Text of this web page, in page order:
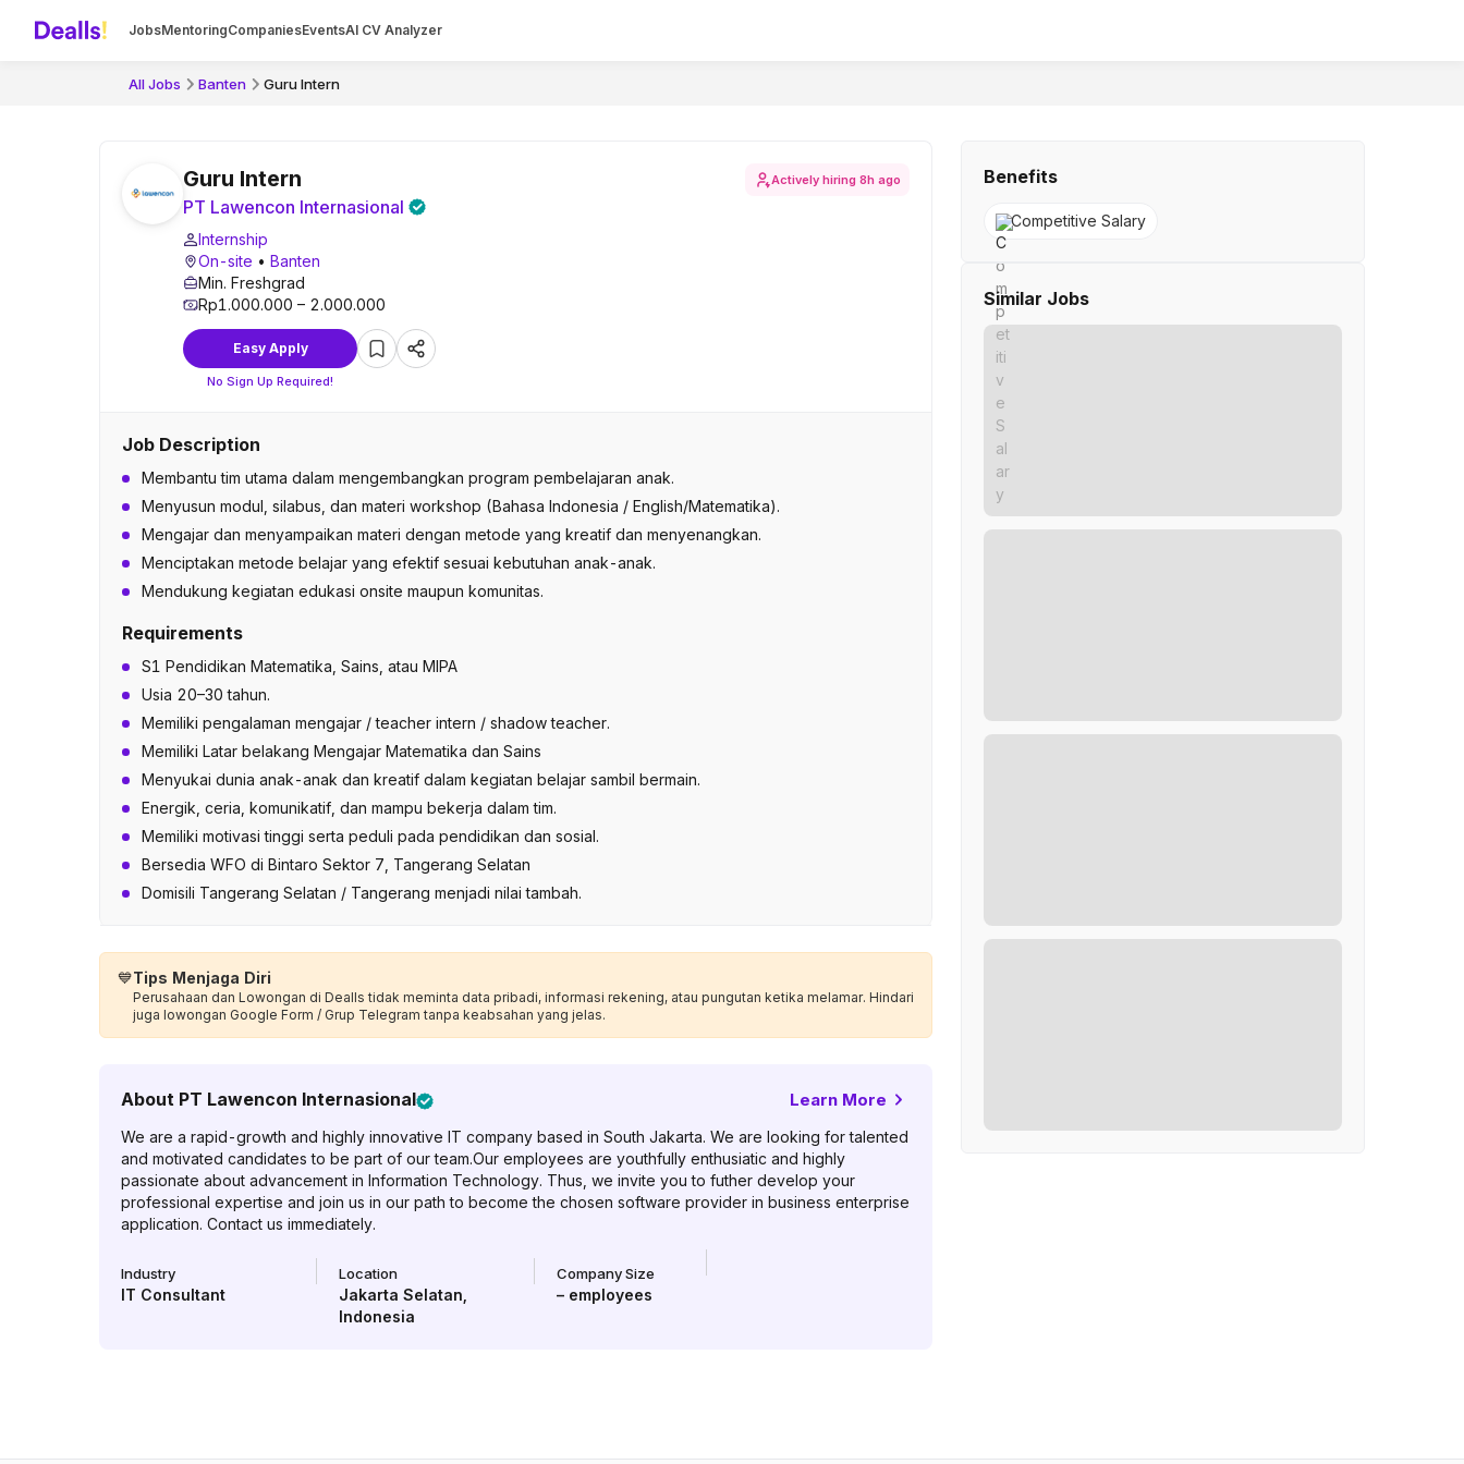
JobsMentoringCompaniesEventsAI CV Analyzer
All Jobs Banten Guru Intern
Guru Intern
PT Lawencon Internasional
Internship
On-site • Banten
Min. Freshgrad
Rp1.000.000 – 2.000.000
Easy Apply
No Sign Up Required!
Actively hiring 8h ago
Job Description
Membantu tim utama dalam mengembangkan program pembelajaran anak.
Menyusun modul, silabus, dan materi workshop (Bahasa Indonesia / English/Matematika).
Mengajar dan menyampaikan materi dengan metode yang kreatif dan menyenangkan.
Menciptakan metode belajar yang efektif sesuai kebutuhan anak-anak.
Mendukung kegiatan edukasi onsite maupun komunitas.
Requirements
S1 Pendidikan Matematika, Sains, atau MIPA
Usia 20–30 tahun.
Memiliki pengalaman mengajar / teacher intern / shadow teacher.
Memiliki Latar belakang Mengajar Matematika dan Sains
Menyukai dunia anak-anak dan kreatif dalam kegiatan belajar sambil bermain.
Energik, ceria, komunikatif, dan mampu bekerja dalam tim.
Memiliki motivasi tinggi serta peduli pada pendidikan dan sosial.
Bersedia WFO di Bintaro Sektor 7, Tangerang Selatan
Domisili Tangerang Selatan / Tangerang menjadi nilai tambah.
💙Tips Menjaga Diri
Perusahaan dan Lowongan di Dealls tidak meminta data pribadi, informasi rekening, atau pungutan ketika melamar. Hindari
juga lowongan Google Form / Grup Telegram tanpa keabsahan yang jelas.
About PT Lawencon Internasional Learn More
We are a rapid-growth and highly innovative IT company based in South Jakarta. We are looking for talented
and motivated candidates to be part of our team.Our employees are youthfully enthusiatic and highly
passionate about advancement in Information Technology. Thus, we invite you to futher develop your
professional expertise and join us in our path to become the chosen software provider in business enterprise
application. Contact us immediately.
Industry
IT Consultant
Location
Jakarta Selatan
Indonesia
Company Size
– employees
Benefits
Competitive Salary
Similar Jobs